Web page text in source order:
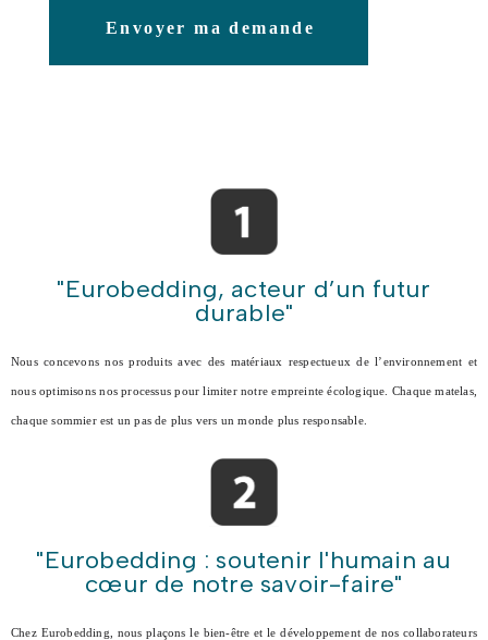
Envoyer ma demande
"Eurobedding, acteur d’un futur
durable"
Nous concevons nos produits avec des matériaux respectueux de l’environnement et
nous optimisons nos processus pour limiter notre empreinte écologique. Chaque matelas,
chaque sommier est un pas de plus vers un monde plus responsable.
"Eurobedding : soutenir l'humain au
cœur de notre savoir-faire"
Chez Eurobedding, nous plaçons le bien-être et le développement de nos collaborateurs